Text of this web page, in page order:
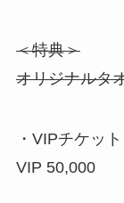
＜特典＞
オリジナルタ
・VIPチケット
VIP 50,000